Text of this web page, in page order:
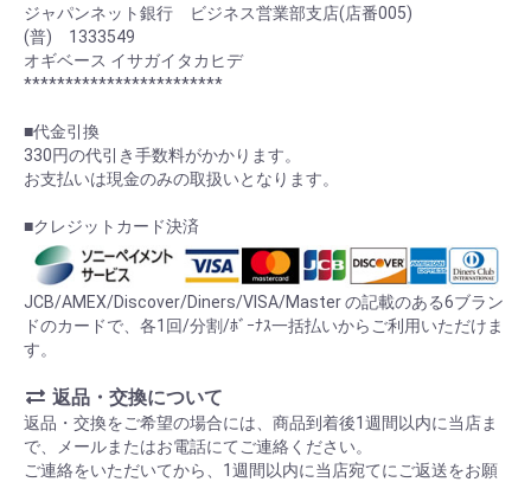
ジャパンネット銀行 ビジネス営業部支店(店番005)
(普) 1333549
オギベース イサガイタカヒデ
************************
■代金引換
330円の代引き手数料がかかります。
お支払いは現金のみの取扱いとなります。
■クレジットカード決済
JCB/AMEX/Discover/Diners/VISA/Master の記載のある6ブラン
ドのカードで、各1回/分割/ﾎﾞｰﾅｽ一括払いからご利用いただけま
す。
返品・交換について
返品・交換をご希望の場合には、商品到着後1週間以内に当店ま
で、メールまたはお電話にてご連絡ください。
ご連絡をいただいてから、1週間以内に当店宛てにご返送をお願